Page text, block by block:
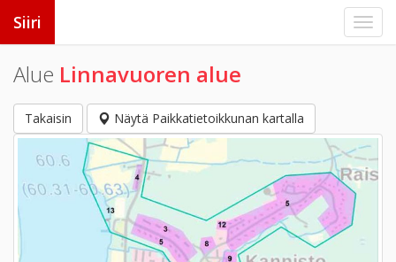
Siiri
Alue Linnavuoren alue
Takaisin Näytä Paikkatietoikkunan kartalla